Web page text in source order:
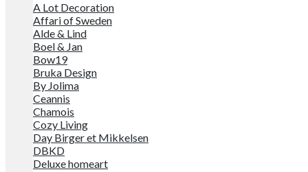
A Lot Decoration
Affari of Sweden
Alde & Lind
Boel & Jan
Bow19
Bruka Design
By Jolima
Ceannis
Chamois
Cozy Living
Day Birger et Mikkelsen
DBKD
Deluxe homeart